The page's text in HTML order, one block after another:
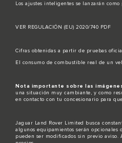
Los ajustes inteligentes se lanzarán
VER REGULACIÓN (EU) 2020/740 PDF
Cifras obtenidas a partir de pruebas
El consumo de combustible real de un
Nota importante sobre las
una situación muy cambiante, y como
en contacto con tu concesionario para
Jaguar Land Rover Limited busca
algunos equipamientos serán opcionales
pueden ser modificados sin previo